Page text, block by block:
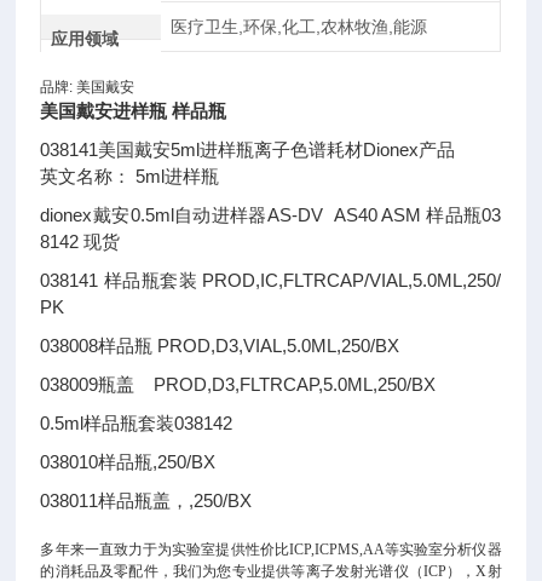
应用领域
医疗卫生,环保,化工,农林牧渔,能源
品牌: 美国戴安
美国戴安进样瓶 样品瓶
038141美国戴安5ml进样瓶离子色谱耗材Dionex产品
英文名称： 5ml进样瓶
dionex戴安0.5ml自动进样器AS-DV AS40 ASM 样品瓶03
8142 现货
038141 样品瓶套装 PROD,IC,FLTRCAP/VIAL,5.0ML,250/
PK
038008样品瓶 PROD,D3,VIAL,5.0ML,250/BX
038009瓶盖 PROD,D3,FLTRCAP,5.0ML,250/BX
0.5ml样品瓶套装038142
038010样品瓶,250/BX
038011样品瓶盖，,250/BX
多年来一直致力于为实验室提供性价比ICP,ICPMS,AA等实验室分析仪器
的消耗品及零配件，我们为您专业提供等离子发射光谱仪（ICP），X射